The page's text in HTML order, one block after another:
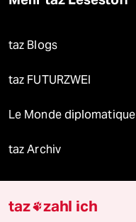
taz Blogs
taz FUTURZWEI
Le Monde diplomatique
taz Archiv
Mehr taz Angebote
taz zahl ich